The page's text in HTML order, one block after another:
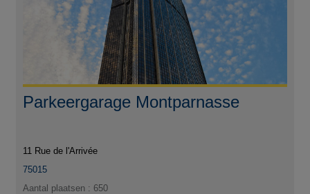
Parkeergarage Montparnasse
11 Rue de l'Arrivée
75015
Aantal plaatsen : 650